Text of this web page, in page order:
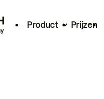
Product Prijzen